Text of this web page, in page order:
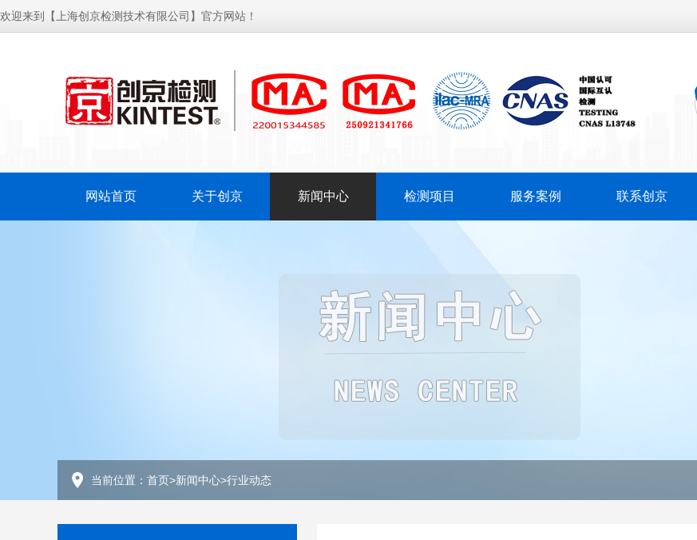
欢迎来到【上海创京检测技术有限公司】官方网站！
网站首页 关于创京 新闻中心 检测项目 服务案例 联系创京
当前位置： 首页>新闻中心>行业动态